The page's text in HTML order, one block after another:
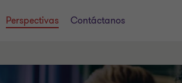
Perspectivas Contáctanos